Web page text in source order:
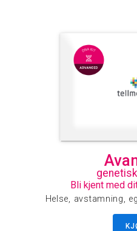
Bli kjent med
Helse, avstamning,